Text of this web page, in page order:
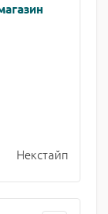
Некстайп